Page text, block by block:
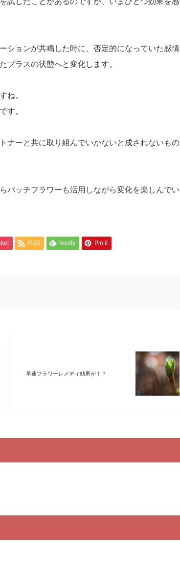
ションが共鳴した時に、否定的になっていた感情
プラスの状態へと変化します。
ね。
す。
ナーと共に取り組んでいかないと成されないもの
バッチフラワーも活用しながら変化を楽しんでい
RSS feedly Pin it
早速フラワーレメディ効果が！？